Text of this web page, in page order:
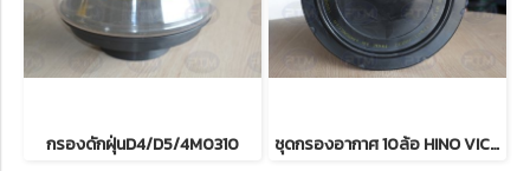
กรองดักฝุ่นD4/D5/4M0310 ชุดกรองอากาศ 10ล้อ HINO VICTOR